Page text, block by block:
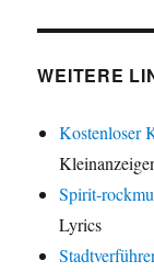
WEITERE
Kostenloser
Spirit-
Lyrics